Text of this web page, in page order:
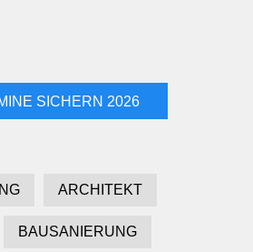
SICHERN 2026
ARCHITEKT
BAUSANIERUNG